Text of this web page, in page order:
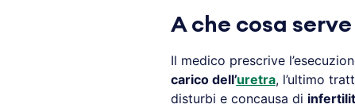
A che cosa
Il medico prescrive
carico dell’uretra, l’ultimo
disturbi e concausa di